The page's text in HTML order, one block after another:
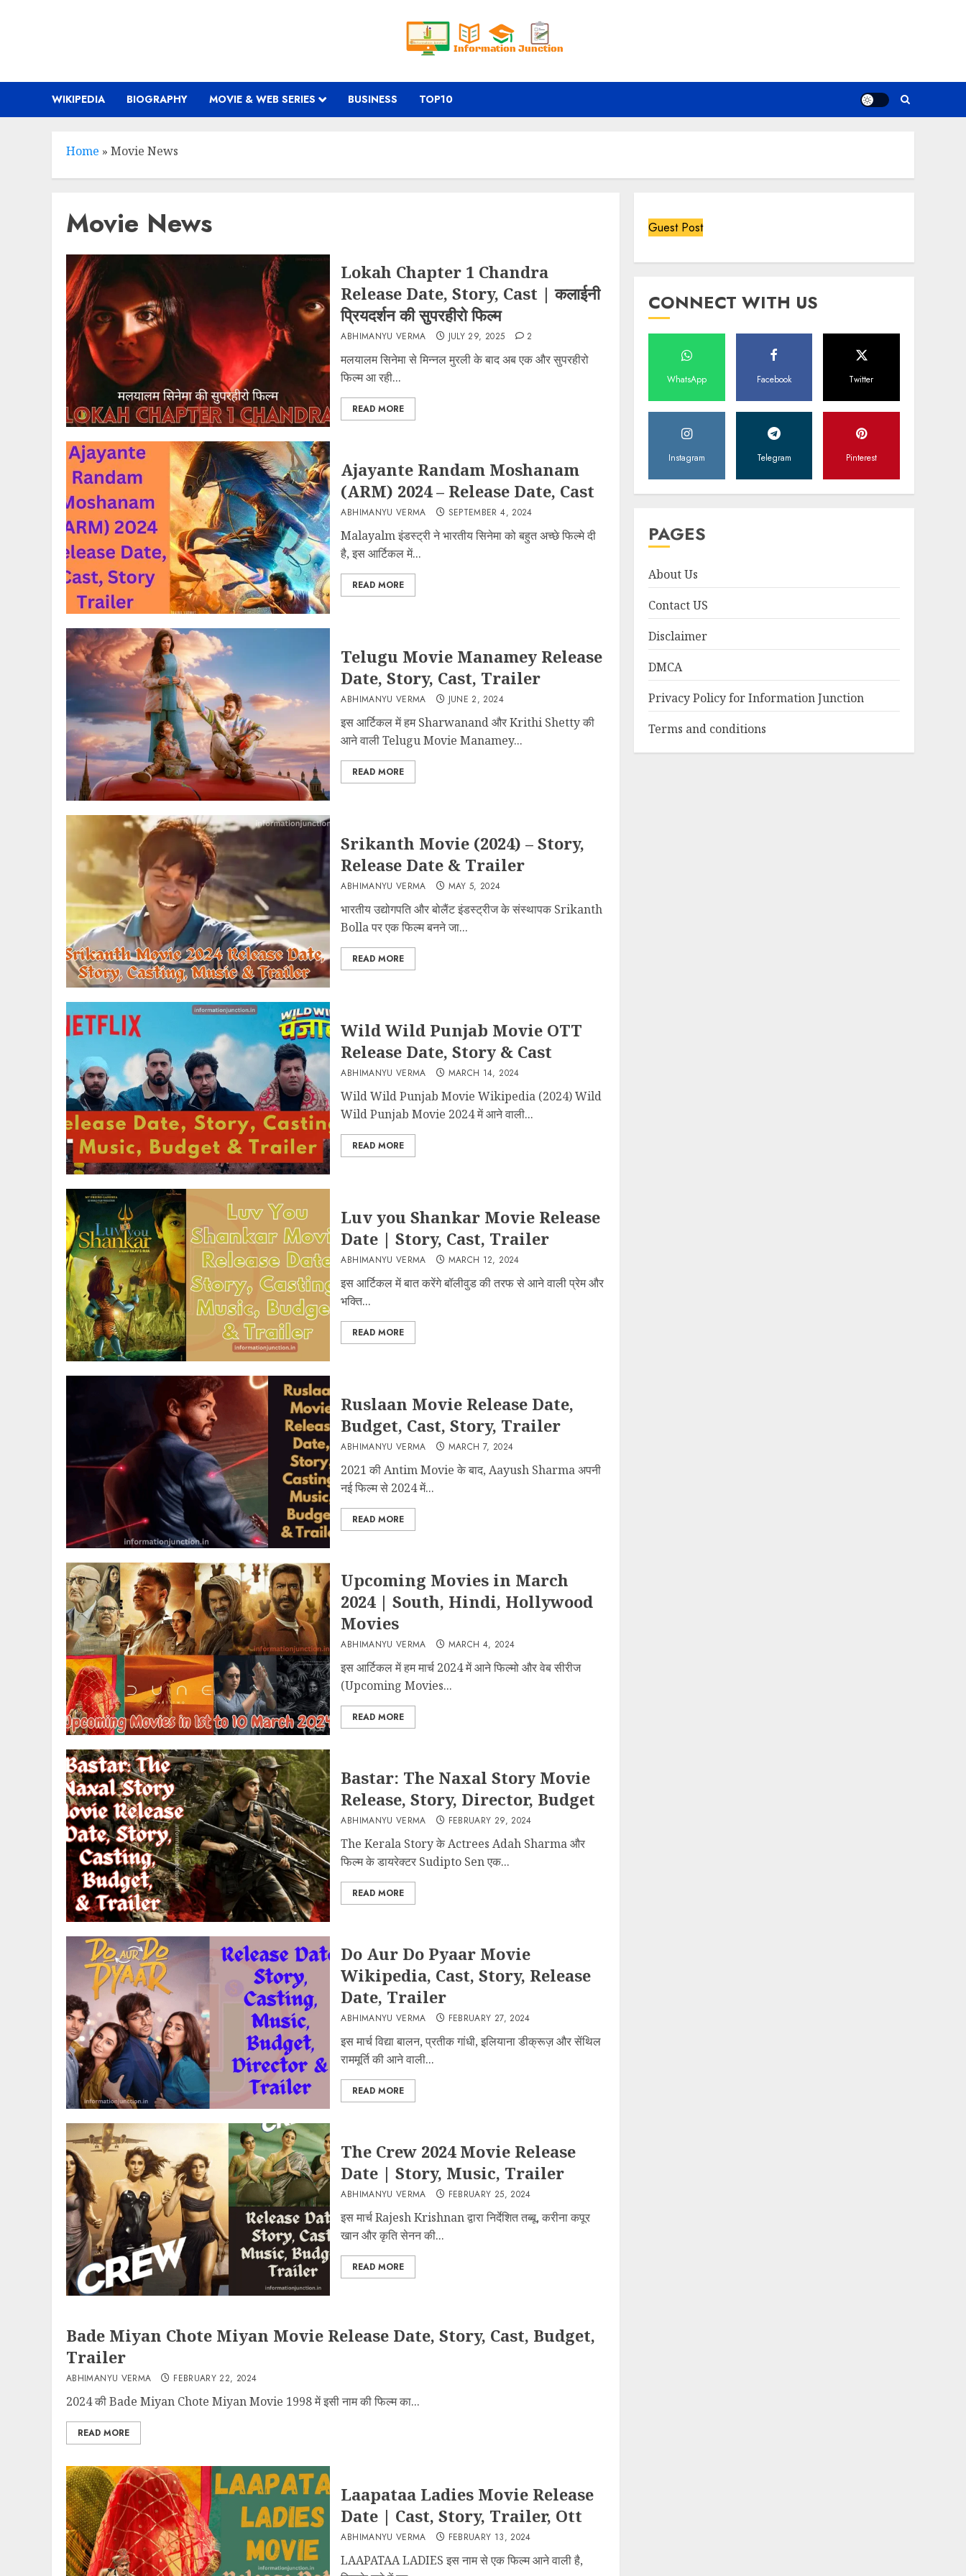
WIKIPEDIA BIOGRAPHY MOVIE & WEB SERIES BUSINESS TOP10
Home » Movie News
Movie News
Lokah Chapter 1 Chandra
Release Date, Story, Cast | कलाईनी
प्रियदर्शन की सुपरहीरो फिल्म
ABHIMANYU VERMA JULY 29, 2025 2
मलयालम सिनेमा से मिन्नल मुरली के बाद अब एक और सुपरहीरो
फिल्म आ रही...
READ MORE
Ajayante Randam Moshanam
(ARM) 2024 – Release Date, Cast
ABHIMANYU VERMA SEPTEMBER 4, 2024
Malayalm इंडस्ट्री ने भारतीय सिनेमा को बहुत अच्छे फिल्मे दी
है, इस आर्टिकल में...
READ MORE
Telugu Movie Manamey Release
Date, Story, Cast, Trailer
ABHIMANYU VERMA JUNE 2, 2024
इस आर्टिकल में हम Sharwanand और Krithi Shetty की
आने वाली Telugu Movie Manamey...
READ MORE
Srikanth Movie (2024) – Story,
Release Date & Trailer
ABHIMANYU VERMA MAY 5, 2024
भारतीय उद्योगपति और बोलैंट इंडस्ट्रीज के संस्थापक Srikanth
Bolla पर एक फिल्म बनने जा...
READ MORE
Wild Wild Punjab Movie OTT
Release Date, Story & Cast
ABHIMANYU VERMA MARCH 14, 2024
Wild Wild Punjab Movie Wikipedia (2024) Wild
Wild Punjab Movie 2024 में आने वाली...
READ MORE
Luv you Shankar Movie Release
Date | Story, Cast, Trailer
ABHIMANYU VERMA MARCH 12, 2024
इस आर्टिकल में बात करेंगे बॉलीवुड की तरफ से आने वाली प्रेम और
भक्ति...
READ MORE
Ruslaan Movie Release Date,
Budget, Cast, Story, Trailer
ABHIMANYU VERMA MARCH 7, 2024
2021 की Antim Movie के बाद, Aayush Sharma अपनी
नई फिल्म से 2024 में...
READ MORE
Upcoming Movies in March
2024 | South, Hindi, Hollywood
Movies
ABHIMANYU VERMA MARCH 4, 2024
इस आर्टिकल में हम मार्च 2024 में आने फिल्मो और वेब सीरीज
(Upcoming Movies...
READ MORE
Bastar: The Naxal Story Movie
Release, Story, Director, Budget
ABHIMANYU VERMA FEBRUARY 29, 2024
The Kerala Story के Actrees Adah Sharma और
फिल्म के डायरेक्टर Sudipto Sen एक...
READ MORE
Do Aur Do Pyaar Movie
Wikipedia, Cast, Story, Release
Date, Trailer
ABHIMANYU VERMA FEBRUARY 27, 2024
इस मार्च विद्या बालन, प्रतीक गांधी, इलियाना डीक्रूज़ और सेंथिल
राममूर्ति की आने वाली...
READ MORE
The Crew 2024 Movie Release
Date | Story, Music, Trailer
ABHIMANYU VERMA FEBRUARY 25, 2024
इस मार्च Rajesh Krishnan द्वारा निर्देशित तब्बू, करीना कपूर
खान और कृति सेनन की...
READ MORE
Bade Miyan Chote Miyan Movie Release Date, Story, Cast, Budget,
Trailer
ABHIMANYU VERMA FEBRUARY 22, 2024
2024 की Bade Miyan Chote Miyan Movie 1998 में इसी नाम की फिल्म का...
READ MORE
Laapataa Ladies Movie Release
Date | Cast, Story, Trailer, Ott
ABHIMANYU VERMA FEBRUARY 13, 2024
LAAPATAA LADIES इस नाम से एक फिल्म आने वाली है,
Guest Post
CONNECT WITH US
WhatsApp Facebook Twitter
Instagram Telegram Pinterest
PAGES
About Us
Contact US
Disclaimer
DMCA
Privacy Policy for Information Junction
Terms and conditions